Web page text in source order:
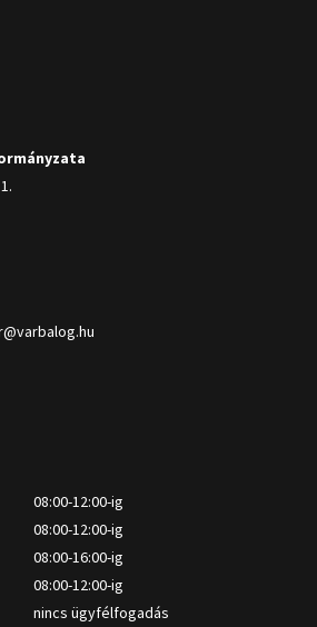
08:00-12:00-ig
08:00-12:00-ig
08:00-16:00-ig
08:00-12:00-ig
nincs ügyfélfogadás